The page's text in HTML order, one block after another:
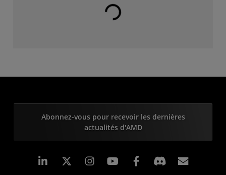
Chargement en cours...
Abonnez-vous pour recevoir les dernières
actualités d'AMD
LinkedIn Instagram Facebook